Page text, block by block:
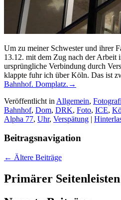
Um zu meiner Schwester und ihrer
13.12. mit dem Zug nach der Arbeit
ursprüngliche Verbindung durch
klappte fuhr ich über Köln. Das ist
Bahnhof. Domplatz. →
Veröffentlicht in Allgemein,
Bahnhof, Dom, DRK, Foto, ICE,
Alpha 77, Uhr, Verspätung |
Beitragsnavigation
← Ältere Beiträge
Primärer